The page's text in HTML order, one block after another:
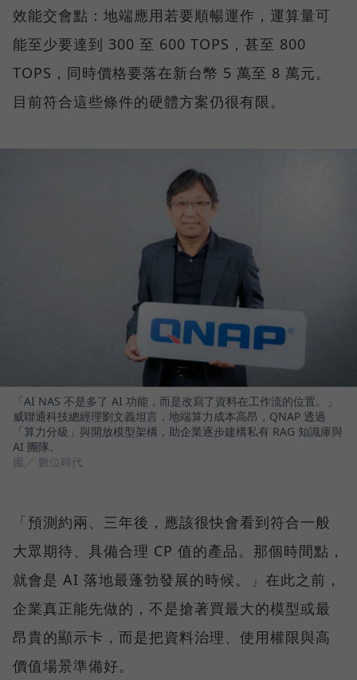
效能交會點：地端應用若要順暢運作，運算量可
能至少要達到 300 至 600 TOPS，甚至 800
TOPS，同時價格要落在新台幣 5 萬至 8 萬元。
目前符合這些條件的硬體方案仍很有限。
「AI NAS 不是多了 AI 功能，而是改寫了資料在工作流的位置。」
威聯通科技總經理劉文義坦言，地端算力成本高昂，QNAP 透過
「算力分級」與開放模型架構，助企業逐步建構私有 RAG 知識庫與
AI 團隊。
圖／ 數位時代
「預測約兩、三年後，應該很快會看到符合一般
大眾期待、具備合理 CP 值的產品。那個時間點，
就會是 AI 落地最蓬勃發展的時候。」在此之前，
企業真正能先做的，不是搶著買最大的模型或最
昂貴的顯示卡，而是把資料治理、使用權限與高
價值場景準備好。